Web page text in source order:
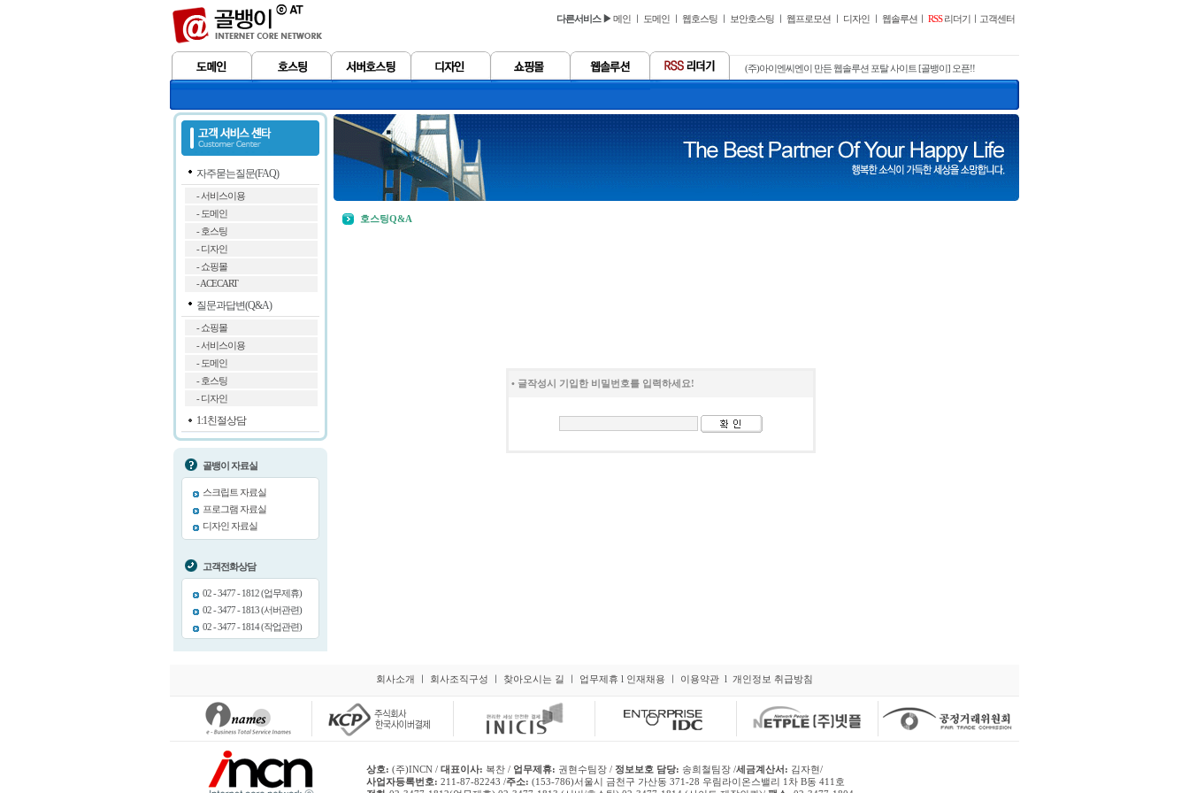
다른서비스 ▶메인 도메인 웹호스팅 보안호스팅 웹프로모션 디자인 웹솔루션 RSS리더기 고객센터
(주)아이엔씨엔이 만든 웹솔루션 포탈 사이트 [골뱅이] 오픈!!
자주묻는질문(FAQ)
- 서비스이용
- 도메인
- 호스팅
- 디자인
- 쇼핑몰
- ACECART
질문과답변(Q&A)
- 쇼핑몰
- 서비스이용
- 도메인
- 호스팅
- 디자인
1:1친절상담
골뱅이 자료실
스크립트 자료실
프로그램 자료실
디자인 자료실
고객전화상담
02 - 3477 - 1812 (업무제휴)
02 - 3477 - 1813 (서버관련)
02 - 3477 - 1814 (작업관련)
호스팅Q&A
• 글작성시 기입한 비밀번호를 입력하세요!
회사소개 회사조직구성 찾아오시는 길 업무제휴 l 인재채용 이용약관 l 개인정보 취급방침
상호: (주)INCN / 대표이사: 복찬 / 업무제휴: 권현수팀장 / 정보보호 담당: 송희철팀장 /세금계산서: 김자현/
사업자등록번호: 211-87-82243 /주소: (153-786)서울시 금천구 가산동 371-28 우림라이온스밸리 1차 B동 411호